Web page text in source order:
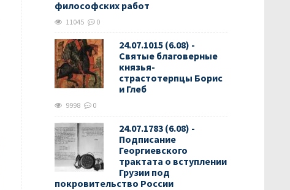
философских работ
11045 0
24.07.1015 (6.08) -
Святые благоверные
князья-
страстотерпцы Борис
и Глеб
9998 0
24.07.1783 (6.08) -
Подписание
Георгиевского
трактата о вступлении
Грузии под
покровительство России